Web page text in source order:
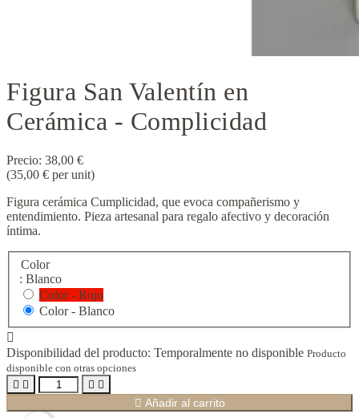
Figura San Valentín en
Cerámica - Complicidad
Precio: 38,00 €
(35,00 € per unit)
Figura cerámica Cumplicidad, que evoca compañerismo y
entendimiento. Pieza artesanal para regalo afectivo y decoración
íntima.
Color
: Blanco
Color - Rojo
Color - Blanco

Disponibilidad del producto: Temporalmente no disponible Producto
disponible con otras opciones
   
 Añadir al carrito